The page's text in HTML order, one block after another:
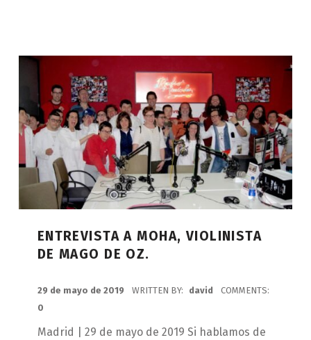
ENTREVISTA A MOHA, VIOLINISTA
DE MAGO DE OZ.
29 de mayo de 2019 WRITTEN BY: david
COMMENTS:
0
Madrid | 29 de mayo de 2019 Si hablamos de